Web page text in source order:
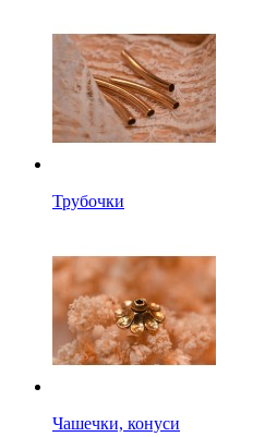
Трубочки
Чашечки, конуси